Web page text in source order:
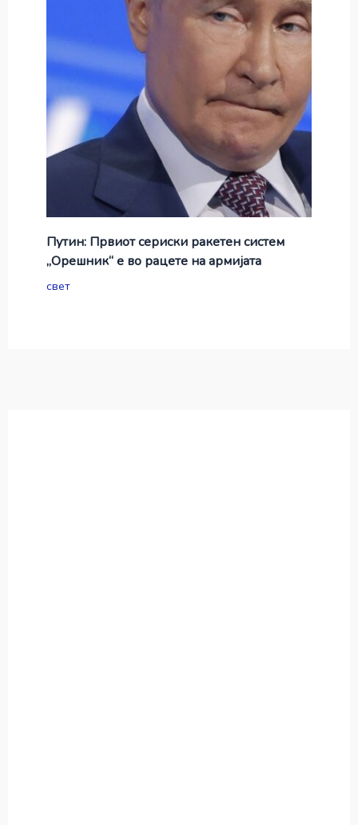
Путин: Првиот сериски ракетен систем
„Орешник“ е во рацете на армијата
свет